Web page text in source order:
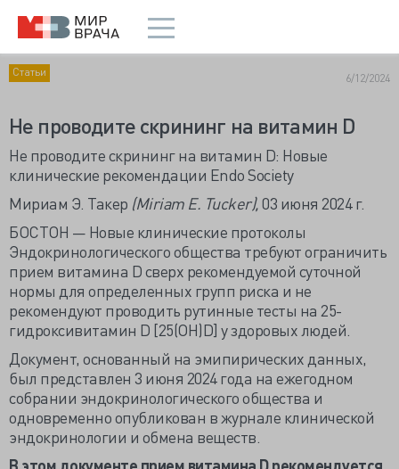
Статьи 6/12/2024
Не проводите скрининг на витамин D
Не проводите скрининг на витамин D: Новые
клинические рекомендации Endo Society
Мириам Э. Такер (Miriam E. Tucker),03 июня 2024 г.
БОСТОН — Новые клинические протоколы
Эндокринологического общества требуют ограничить
прием витамина D сверх рекомендуемой суточной
нормы для определенных групп риска и не
рекомендуют проводить рутинные тесты на 25-
гидроксивитамин D [25(OH)D] у здоровых людей.
Документ, основанный на эмипирических данных,
был представлен 3 июня 2024 года на ежегодном
собрании эндокринологического общества и
одновременно опубликован в журнале клинической
эндокринологии и обмена веществ.